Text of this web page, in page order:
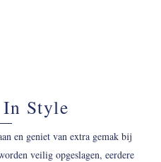
Style
en geniet van extra gemak bij
veilig opgeslagen, eerdere